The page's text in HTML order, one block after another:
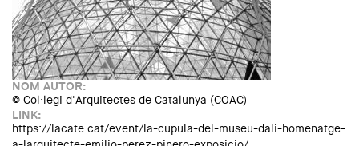
NOM AUTOR:
© Col·legi d'Arquitectes de Catalunya (COAC)
LINK:
https://lacate.cat/event/la-cupula-del-museu-dali-homenatge-